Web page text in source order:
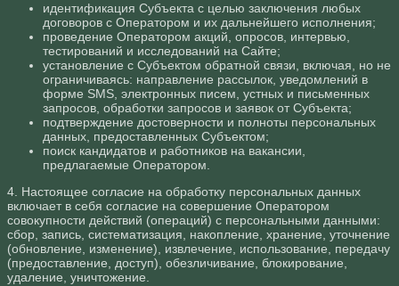
идентификация Субъекта с целью заключения любых
договоров с Оператором и их дальнейшего исполнения;
проведение Оператором акций, опросов, интервью,
тестирований и исследований на Сайте;
установление с Субъектом обратной связи, включая, но не
ограничиваясь: направление рассылок, уведомлений в
форме SMS, электронных писем, устных и письменных
запросов, обработки запросов и заявок от Субъекта;
подтверждение достоверности и полноты персональных
данных, предоставленных Субъектом;
поиск кандидатов и работников на вакансии,
предлагаемые Оператором.
4. Настоящее согласие на обработку персональных данных
включает в себя согласие на совершение Оператором
совокупности действий (операций) с персональными данными:
сбор, запись, систематизация, накопление, хранение, уточнение
(обновление, изменение), извлечение, использование, передачу
(предоставление, доступ), обезличивание, блокирование,
удаление, уничтожение.